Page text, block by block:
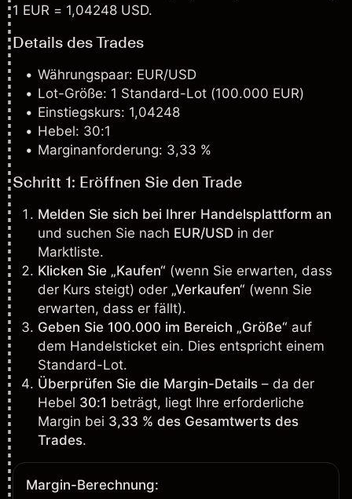
1 EUR = 1,04248 USD.
Details des Trades
Währungspaar: EUR/USD
Lot-Größe: 1 Standard-Lot (100.000 EUR)
Einstiegskurs: 1,04248
Hebel: 30:1
Marginanforderung: 3,33 %
Schritt 1: Eröffnen Sie den Trade
Melden Sie sich bei Ihrer Handelsplattform an
und suchen Sie nach EUR/USD in der
Marktliste.
Klicken Sie „Kaufen“ (wenn Sie erwarten, dass
der Kurs steigt) oder „Verkaufen“ (wenn Sie
erwarten, dass er fällt).
Geben Sie 100.000 im Bereich „Größe“ auf
dem Handelsticket ein. Dies entspricht einem
Standard-Lot.
Überprüfen Sie die Margin-Details – da der
Hebel 30:1 beträgt, liegt Ihre erforderliche
Margin bei 3,33 % des Gesamtwerts des
Trades.
Margin-Berechnung: